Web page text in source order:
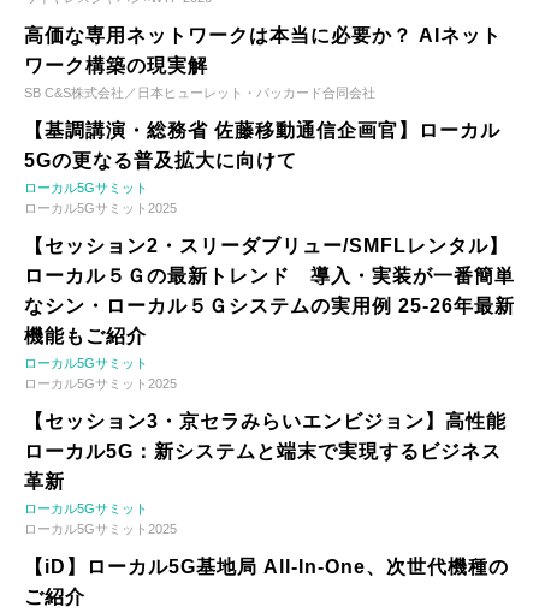
高価な専用ネットワークは本当に必要か？ AIネット
ワーク構築の現実解
SB C&S株式会社／日本ヒューレット・パッカード合同会社
【基調講演・総務省 佐藤移動通信企画官】ローカル
5Gの更なる普及拡大に向けて
ローカル5Gサミット
ローカル5Gサミット2025
【セッション2・スリーダブリュー/SMFLレンタル】
ローカル５Ｇの最新トレンド 導入・実装が一番簡単
なシン・ローカル５Ｇシステムの実用例 25-26年最新
機能もご紹介
ローカル5Gサミット
ローカル5Gサミット2025
【セッション3・京セラみらいエンビジョン】高性能
ローカル5G：新システムと端末で実現するビジネス
革新
ローカル5Gサミット
ローカル5Gサミット2025
【iD】ローカル5G基地局 All-In-One、次世代機種の
ご紹介